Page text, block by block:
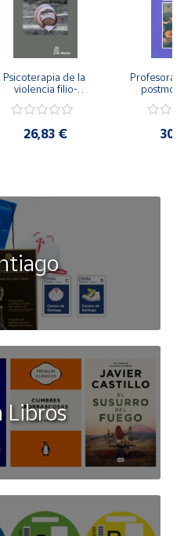
Psicoterapia de la
violencia filio-
secreto y la
26,83 €
Libros